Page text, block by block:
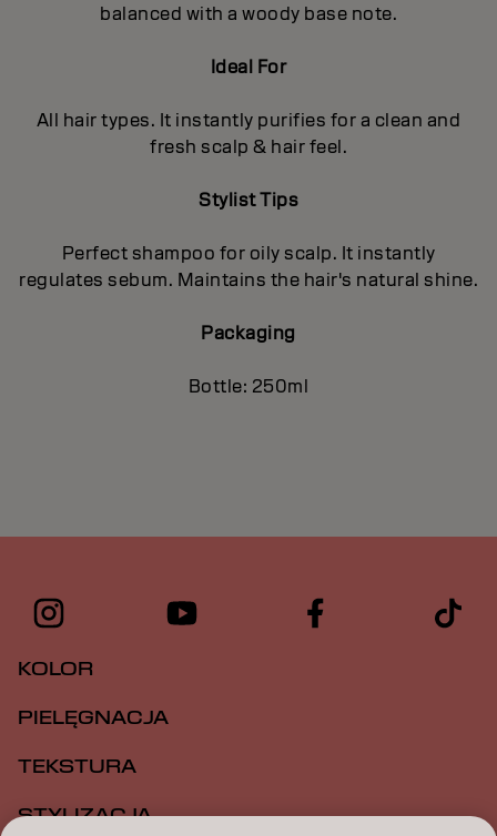
balanced with a woody base note.
Ideal For
All hair types. It instantly purifies for a clean and
fresh scalp & hair feel.
Stylist Tips
Perfect shampoo for oily scalp. It instantly
regulates sebum. Maintains the hair's natural shine.
Packaging
Bottle: 250ml
KOLOR
PIELĘGNACJA
TEKSTURA
STYLIZACJA